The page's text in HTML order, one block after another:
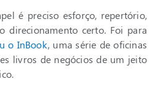
é preciso esforço, repertório,
direcionamento certo. Foi para
o InBook, uma série de oficinas
livros de negócios de um jeito